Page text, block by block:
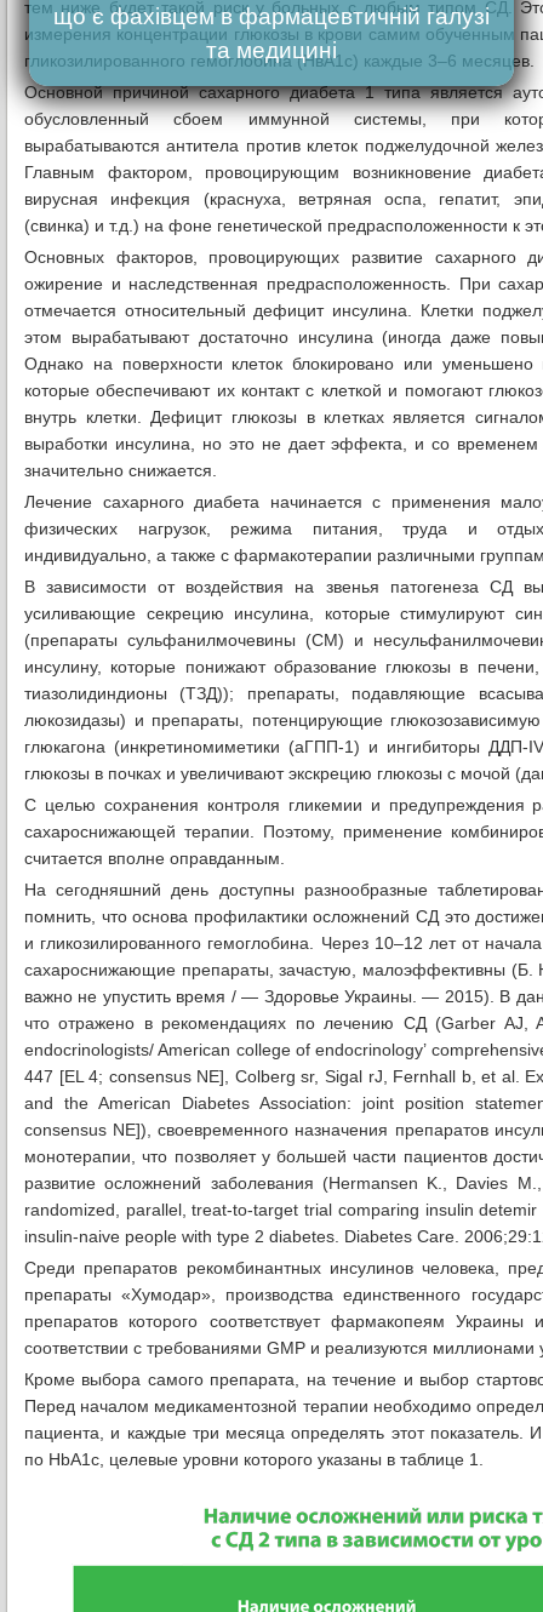
тем ниже будет такой риск у больных с любым типом СД. Это
измерения концентрации глюкозы в крови самим обученным
гликозилированного гемоглобина (НвА1с) каждые 3–6 месяцев.
Основной причиной сахарного диабета 1 типа является
обусловленный сбоем иммунной системы, при
вырабатываются антитела против клеток поджелудочной
Главным фактором, провоцирующим возникновение
вирусная инфекция (краснуха, ветряная оспа, гепатит,
(свинка) и т.д.) на фоне генетической предрасположенности к
Основных факторов, провоцирующих развитие сахарного
ожирение и наследственная предрасположенность. При
отмечается относительный дефицит инсулина. Клетки
этом вырабатывают достаточно инсулина (иногда даже
Однако на поверхности клеток блокировано или уменьшено
которые обеспечивают их контакт с клеткой и помогают
внутрь клетки. Дефицит глюкозы в клетках является
выработки инсулина, но это не дает эффекта, и со временем
значительно снижается.
Лечение сахарного диабета начинается с применения
физических нагрузок, режима питания, труда и
индивидуально, а также с фармакотерапии различными
В зависимости от воздействия на звенья патогенеза СД
усиливающие секрецию инсулина, которые стимулируют
(препараты сульфанилмочевины (СМ) и
инсулину, которые понижают образование глюкозы в
тиазолидиндионы (ТЗД)); препараты, подавляющие
люкозидазы) и препараты, потенцирующие
глюкагона (инкретиномиметики (аГПП-1) и ингибиторы
глюкозы в почках и увеличивают экскрецию глюкозы с мочой
С целью сохранения контроля гликемии и предупреждения
сахароснижающей терапии. Поэтому, применение
считается вполне оправданным.
На сегодняшний день доступны разнообразные
помнить, что основа профилактики осложнений СД это
и гликозилированного гемоглобина. Через 10–12 лет от
сахароснижающие препараты, зачастую, малоэффективны (Б.
важно не упустить время / — Здоровье Украины. — 2015). В
что отражено в рекомендациях по лечению СД (Garber
endocrinologists/ American college of endocrinology’
447 [EL 4; consensus NE], Colberg sr, Sigal rJ, Fernhall b, et al.
and the American Diabetes Association: joint position
consensus NE]), своевременного назначения препаратов
монотерапии, что позволяет у большей части пациентов
развитие осложнений заболевания (Hermansen K., Davies
randomized, parallel, treat-to-target trial comparing insulin
insulin-naive people with type 2 diabetes. Diabetes Care.
Среди препаратов рекомбинантных инсулинов человека,
препараты «Хумодар», производства единственного
препаратов которого соответствует фармакопеям
соответствии с требованиями GMP и реализуются миллионами
Кроме выбора самого препарата, на течение и выбор
Перед началом медикаментозной терапии необходимо
пациента, и каждые три месяца определять этот
по HbA1c, целевые уровни которого указаны в таблице 1.
що є фахівцем в фармацевтичній галузі
та медицині